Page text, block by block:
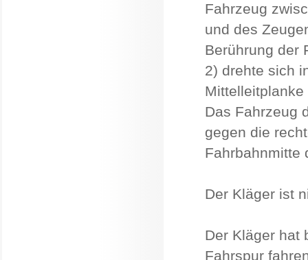
Fahrzeug
und des
Berührung der
2) drehte sich
Das Fahrzeug
gegen die
Fahrbahnmitte
Der Kläger ist
Der Kläger hat
Fahrspur